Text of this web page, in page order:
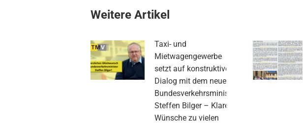
Weitere Artikel
Taxi- und
Mietwagengewerbe
setzt auf konstruktiven
Dialog mit dem neuen
Bundesverkehrsminister
Steffen Bilger – Klare
Wünsche zu vielen